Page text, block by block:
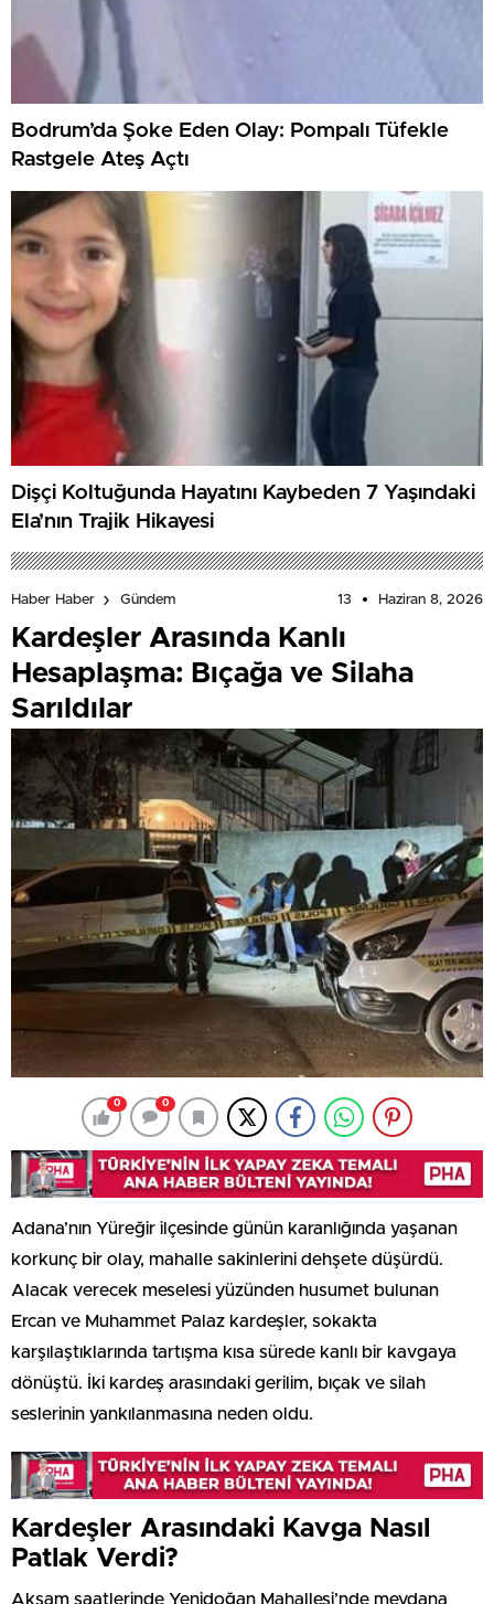
Bodrum’da Şoke Eden Olay: Pompalı Tüfekle
Rastgele Ateş Açtı
Dişçi Koltuğunda Hayatını Kaybeden 7 Yaşındaki
Ela’nın Trajik Hikayesi
Haber Haber Gündem 13 Haziran 8, 2026
Kardeşler Arasında Kanlı
Hesaplaşma: Bıçağa ve Silaha
Sarıldılar
0 0
Adana’nın Yüreğir ilçesinde günün karanlığında yaşanan
korkunç bir olay, mahalle sakinlerini dehşete düşürdü.
Alacak verecek meselesi yüzünden husumet bulunan
Ercan ve Muhammet Palaz kardeşler, sokakta
karşılaştıklarında tartışma kısa sürede kanlı bir kavgaya
dönüştü. İki kardeş arasındaki gerilim, bıçak ve silah
seslerinin yankılanmasına neden oldu.
Kardeşler Arasındaki Kavga Nasıl
Patlak Verdi?
Akşam saatlerinde Yenidoğan Mahallesi’nde meydana